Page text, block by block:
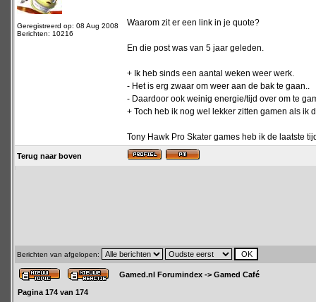
Geregistreerd op: 08 Aug 2008
Berichten: 10216
Waarom zit er een link in je quote?
En die post was van 5 jaar geleden.
+ Ik heb sinds een aantal weken weer werk.
- Het is erg zwaar om weer aan de bak te gaan..
- Daardoor ook weinig energie/tijd over om te
+ Toch heb ik nog wel lekker zitten gamen als ik
Tony Hawk Pro Skater games heb ik de laatste
Terug naar boven
Berichten van afgelopen:
Gamed.nl Forumindex -> Gamed Café
Pagina 174 van 174